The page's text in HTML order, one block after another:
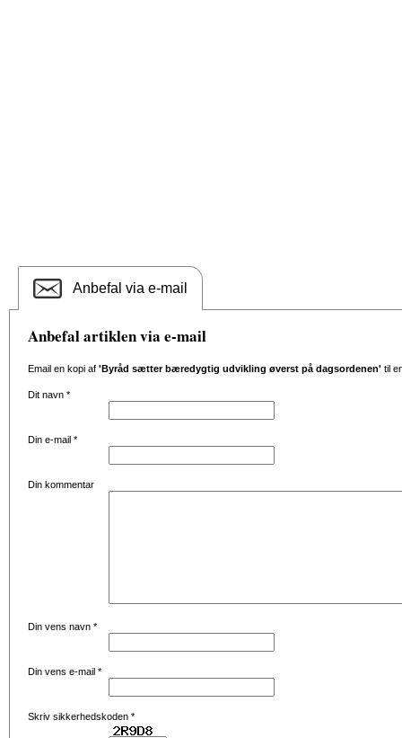
Anbefal via e-mail
Anbefal artiklen via e-mail
Email en kopi af 'Byråd sætter bæredygtig udvikling øverst på dagsordenen' til
Dit navn *
Din e-mail *
Din kommentar
Din vens navn *
Din vens e-mail *
Skriv sikkerhedskoden *